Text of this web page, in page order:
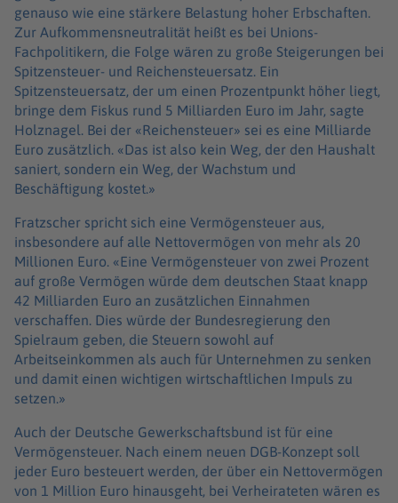
genauso wie eine stärkere Belastung hoher Erbschaften.
Zur Aufkommensneutralität heißt es bei Unions-
Fachpolitikern, die Folge wären zu große Steigerungen bei
Spitzensteuer- und Reichensteuersatz. Ein
Spitzensteuersatz, der um einen Prozentpunkt höher liegt,
bringe dem Fiskus rund 5 Milliarden Euro im Jahr, sagte
Holznagel. Bei der «Reichensteuer» sei es eine Milliarde
Euro zusätzlich. «Das ist also kein Weg, der den Haushalt
saniert, sondern ein Weg, der Wachstum und
Beschäftigung kostet.»
Fratzscher spricht sich eine Vermögensteuer aus,
insbesondere auf alle Nettovermögen von mehr als 20
Millionen Euro. «Eine Vermögensteuer von zwei Prozent
auf große Vermögen würde dem deutschen Staat knapp
42 Milliarden Euro an zusätzlichen Einnahmen
verschaffen. Dies würde der Bundesregierung den
Spielraum geben, die Steuern sowohl auf
Arbeitseinkommen als auch für Unternehmen zu senken
und damit einen wichtigen wirtschaftlichen Impuls zu
setzen.»
Auch der Deutsche Gewerkschaftsbund ist für eine
Vermögensteuer. Nach einem neuen DGB-Konzept soll
jeder Euro besteuert werden, der über ein Nettovermögen
von 1 Million Euro hinausgeht, bei Verheirateten wären es